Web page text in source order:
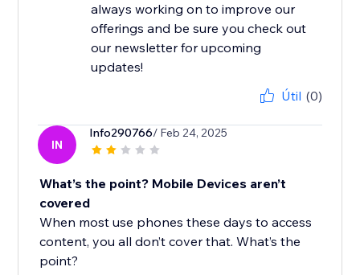
always working on to improve our
offerings and be sure you check out
our newsletter for upcoming
updates!
Útil (0)
IN
Info290766/ Feb 24, 2025
What’s the point? Mobile Devices aren’t
covered
When most use phones these days to access
content, you all don’t cover that. What’s the
point?